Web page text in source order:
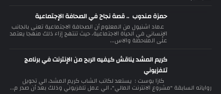
حمزة مندوب .. قصة نجاح في الصحافة الإجتماعية
عماد اشنيول من المعلوم أن الصحافة الاجتماعية تعنى بالجانب
الإنساني في الحياة الاجتماعية، حيث تنتهج إزاء ذلك منهجا يعتمد
على الملاحظة والاس...
كريم المشد يناقش كيفيه الربح من الإنترنت في برنامج
تلفزيوني
كازا بوست : يستعد لكاتب الشاب كريم المشد، الي تحويل
رواياته السابقة "مشروع الانترنت المالي"، الي عمل تلفزيوني وذلك بعد أن صدر م...